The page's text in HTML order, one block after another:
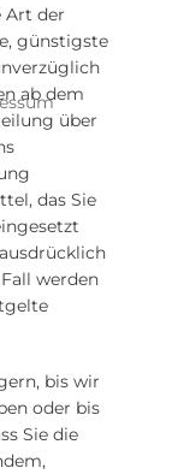
Art der
günstigste
ab dem
über
das Sie
werden
bis wir
oder bis
Sie die